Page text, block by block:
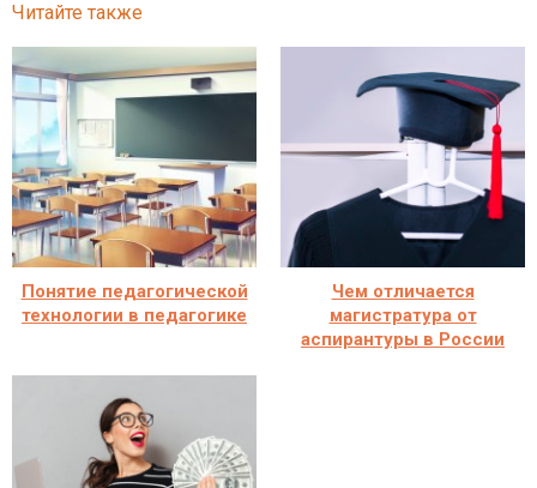
Читайте также
Понятие педагогической
технологии в педагогике
Чем отличается
магистратура от
аспирантуры в России